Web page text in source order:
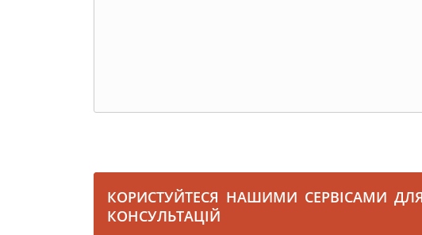
КОРИСТУЙТЕСЯ НАШИМИ СЕРВІСАМИ
КОНСУЛЬТАЦІЙ